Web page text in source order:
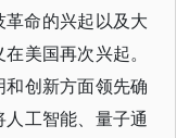
命的兴起以及大
美国再次兴起。
创新方面领先确
工智能、量子通